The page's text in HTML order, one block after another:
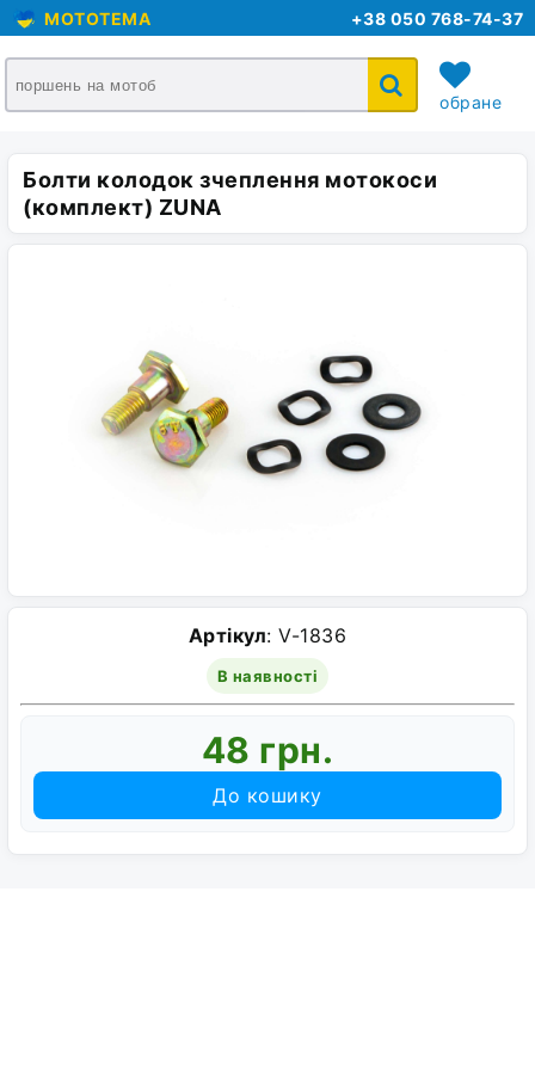
MOTOTEMA +38 050 768-74-37
обране
Болти колодок зчеплення мотокоси
(комплект) ZUNA
Артікул: V-1836
В наявності
48 грн.
До кошику